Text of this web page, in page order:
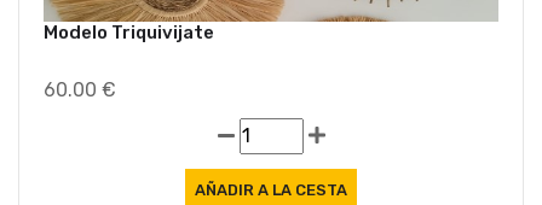
Modelo Triquivijate
60.00 €